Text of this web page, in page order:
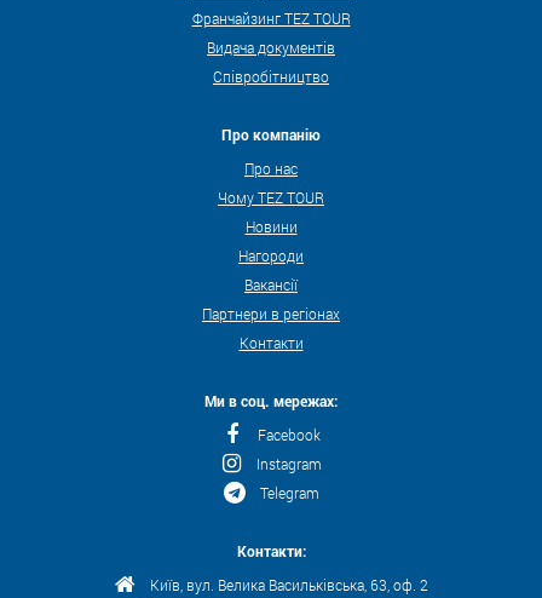
Франчайзинг TEZ TOUR
Видача документів
Співробітництво
Про компанію
Про нас
Чому TEZ TOUR
Новини
Нагороди
Вакансії
Партнери в регіонах
Контакти
Ми в соц. мережах:
Facebook
Instagram
Telegram
Контакти:
Київ, вул. Велика Васильківська, 63, оф. 2